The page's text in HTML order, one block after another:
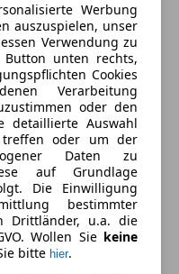
Werbung
auszuspielen, unser
Verwendung zu
unten rechts,
Cookies
Verarbeitung
oder den
detaillierte Auswahl
treffen oder um der
Daten zu
auf Grundlage
Die Einwilligung
bestimmter
Drittländer, u.a. die
Wollen Sie keine
bitte hier.